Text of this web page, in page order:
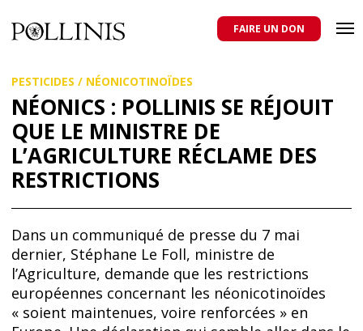
au
contenu
principal
domestiques et sauvages, et pour une agriculture qui respecte tous
les pollinisateurs
FAIRE UN DON
PESTICIDES / NÉONICOTINOÏDES
NÉONICS : POLLINIS SE RÉJOUIT
QUE LE MINISTRE DE
L’AGRICULTURE RÉCLAME DES
RESTRICTIONS
Dans un communiqué de presse du 7 mai
dernier, Stéphane Le Foll, ministre de
l’Agriculture, demande que les restrictions
européennes concernant les néonicotinoïdes
« soient maintenues, voire renforcées » en